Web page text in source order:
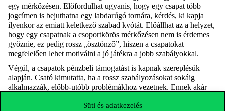
Süti és adatkezelés
egy mérkőzésen. Előfordulhat ugyanis, hogy egy csapat több
jogcímen is bejuthatna egy labdarúgó tornára, kérdés, ki kapja
ilyenkor az emiatt keletkező szabad kvótát. Előállhat az a helyzet,
hogy egy csapatnak a csoportkörös mérkőzésen nem is érdemes
győznie, ez pedig rossz „ösztönző”, hiszen a csapatokat
megfelelően lehet motiválni a jó játékra a jobb szabályokkal.
Végül, a csapatok pénzbeli támogatást is kapnak szereplésük
alapján. Csató kimutatta, ha a rossz szabályozásokat sokáig
alkalmazzák, előbb-utóbb problémákhoz vezetnek. Ennek akár
támogatáshoz (sok ezer euróról van szó) juthat csak egy-egy